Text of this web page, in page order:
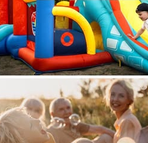
sedle budete mít